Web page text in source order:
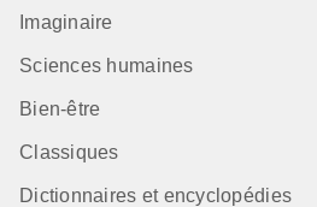
Imaginaire
Sciences humaines
Bien-être
Classiques
Dictionnaires et encyclopédies